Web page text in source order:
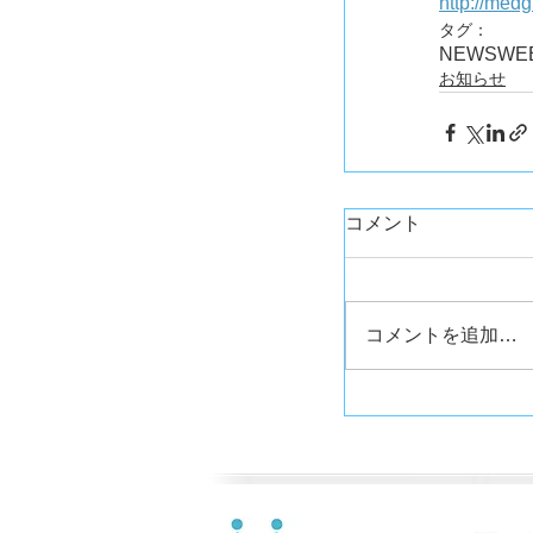
タグ：
NEWS
お知らせ
コメント
コメントを追加…